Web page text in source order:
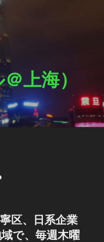
上海）
区、日系企業
で、毎週木曜